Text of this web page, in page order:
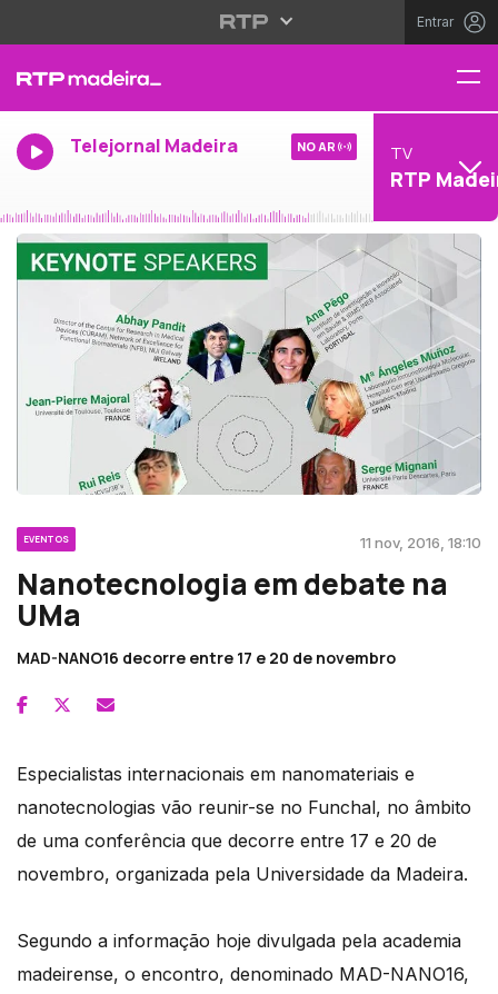
Entrar
Telejornal Madeira NO AR TV
RTP
EVENTOS 11 nov, 2016, 18:10
Nanotecnologia em debate na
UMa
MAD-NANO16 decorre entre 17 e 20 de novembro
Especialistas internacionais em nanomateriais e
nanotecnologias vão reunir-se no Funchal, no âmbito
de uma conferência que decorre entre 17 e 20 de
novembro, organizada pela Universidade da Madeira.
Segundo a informação hoje divulgada pela academia
madeirense, o encontro, denominado MAD-NANO16,